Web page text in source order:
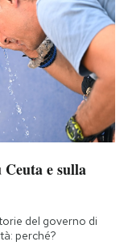
e sulla
del governo di
perché?